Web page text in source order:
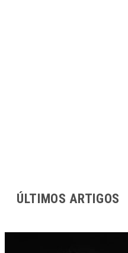
ÚLTIMOS ARTIGOS